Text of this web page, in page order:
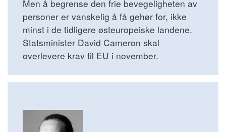
Men å begrense den frie bevegeligheten av
personer er vanskelig å få gehør for, ikke
minst i de tidligere østeuropeiske landene.
Statsminister David Cameron skal
overlevere krav til EU i november.